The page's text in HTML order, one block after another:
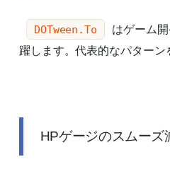
DOTween.To
はゲーム
躍します。代表的なパターン
HPゲージのスムーズ